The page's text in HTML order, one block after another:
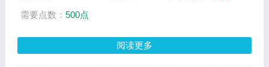
需要点数： 500点
阅读更多